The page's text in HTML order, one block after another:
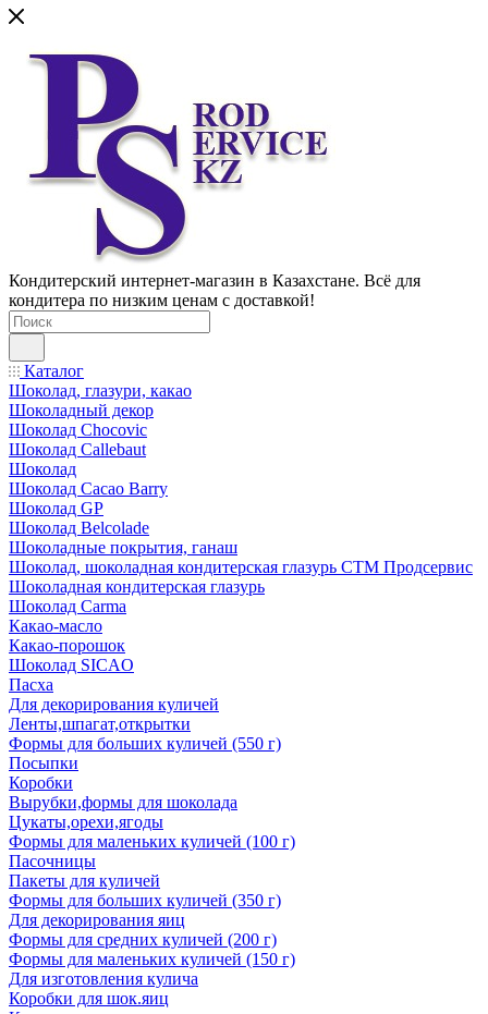
Кондитерский интернет-магазин в Казахстане. Всё для
кондитера по низким ценам с доставкой!
Каталог
Шоколад, глазури, какао
Шоколадный декор
Шоколад Chocovic
Шоколад Callebaut
Шоколад
Шоколад Cacao Barry
Шоколад GP
Шоколад Belcolade
Шоколадные покрытия, ганаш
Шоколад, шоколадная кондитерская глазурь СТМ Продсервис
Шоколадная кондитерская глазурь
Шоколад Carma
Какао-масло
Какао-порошок
Шоколад SICAO
Пасха
Для декорирования куличей
Ленты,шпагат,открытки
Формы для больших куличей (550 г)
Посыпки
Коробки
Вырубки,формы для шоколада
Цукаты,орехи,ягоды
Формы для маленьких куличей (100 г)
Пасочницы
Пакеты для куличей
Формы для больших куличей (350 г)
Для декорирования яиц
Формы для средних куличей (200 г)
Формы для маленьких куличей (150 г)
Для изготовления кулича
Коробки для шок.яиц